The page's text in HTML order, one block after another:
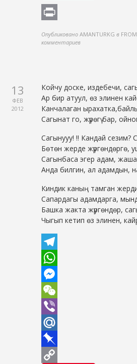
Link
Опубликовано AMANTURKG в
комментариев
13
ФЕВ
2012
Койчу доске, издебечи,
Ар бир атуул, өз элинен
Канчалаган
Сагынат го, жүрөгү бар,
Сагынууу! !! Кандай сезим?
Бөтөн жерде жүргөндөргө,
Сагынбаса эгер адам,
Анда билгин, ал адамдын,
Киндик каның тамган
Сапардагы адамдарга,
Башка жакта жүргөндөр,
Чыгып кетип өз элинен,
Telegram
WhatsApp
Messenger
WeChat
Viber
Mail.Ru
Pinboard